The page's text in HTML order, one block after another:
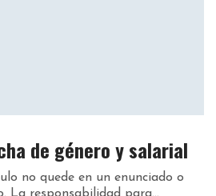
de género y salarial
no quede en un enunciado o